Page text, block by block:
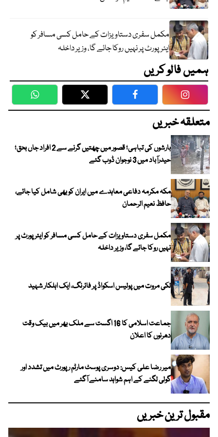
مکمل سفری دستاویزات کے حامل کسی مسافر کو
ایئرپورٹ پر نہیں روکا جائے گا، وزیر داخلہ
ہمیں فالو کریں
WhatsApp Twitter Facebook
متعلقہ خبریں
بارشوں کی تباہی؛ قصور میں چھتیں گرنے سے 2 افراد جاں بحق؛
حیدرآباد میں 3 نوجوان ڈوب گئے
مکہ مکرمہ دفاعی معاہدے میں ایران کو بھی شامل کیا جائے،
حافظ نعیم الرحمان
مکمل سفری دستاویزات کے حامل کسی مسافر کو ایئرپورٹ پر
نہیں روکا جائے گا، وزیر داخلہ
لکی مروت میں پولیس اسکواڈ پر فائرنگ، ایک اہلکار شہید
جماعت اسلامی کا 16 اگست سے ملک بھر میں بیک وقت
دھرنوں کا اعلان
میر رضا علی کیس: دوسری پوسٹ مارٹم رپورٹ میں تشدد اور
گولی لگنے کے اہم شواہد سامنے آگئے
مقبول ترین خبریں